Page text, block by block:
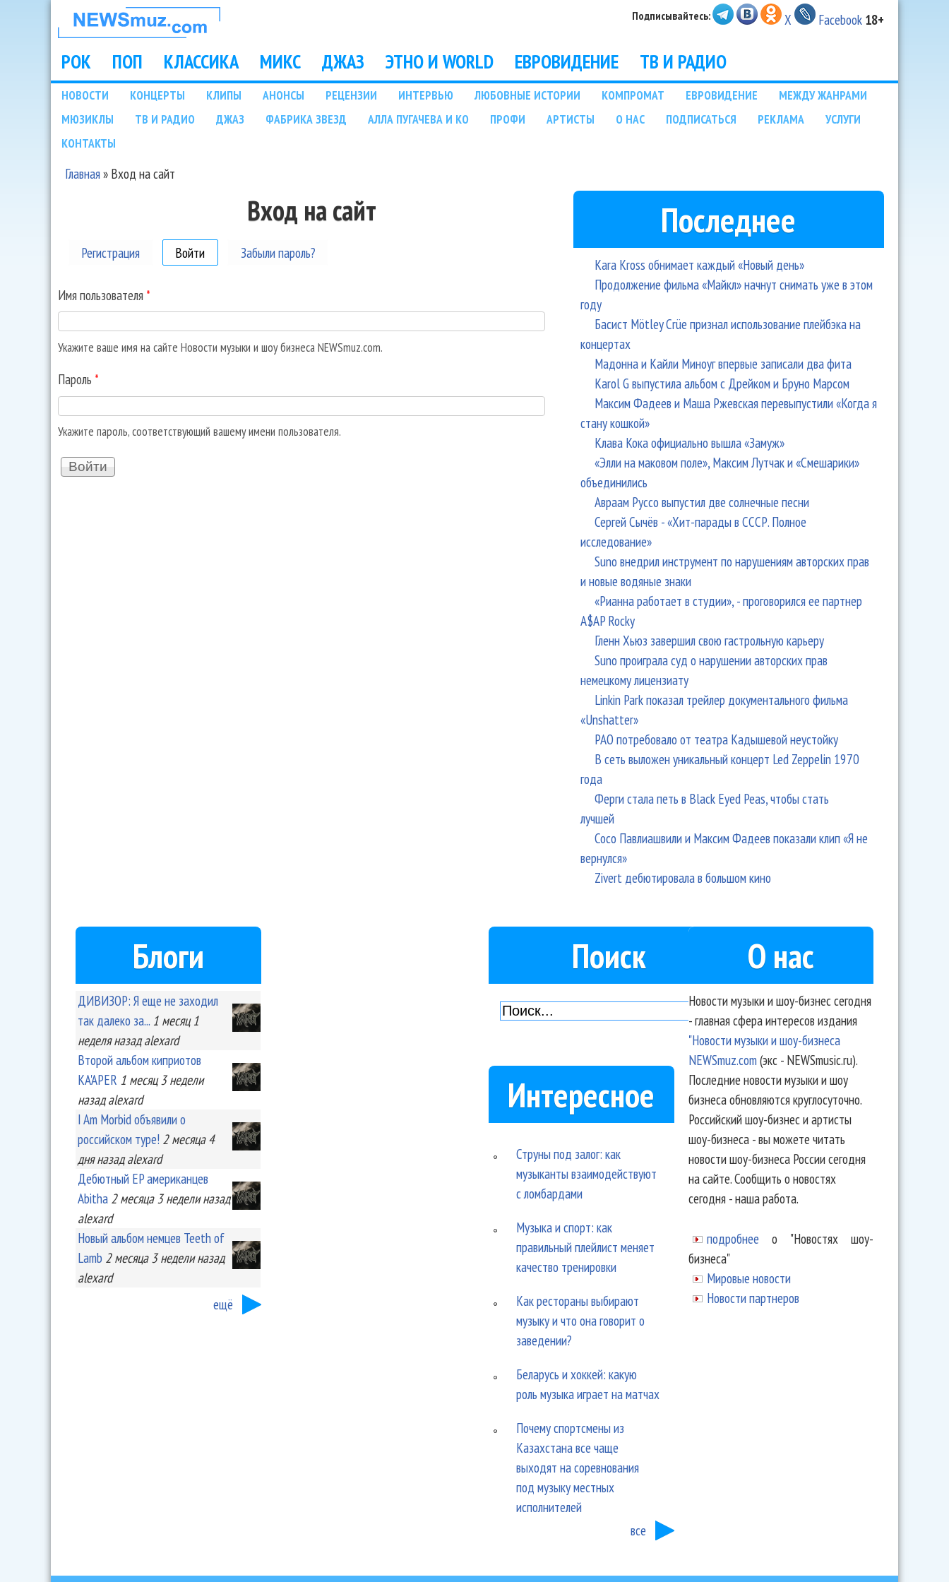
НОВОСТИ
МУЗЫКИ И
ШОУ БИЗНЕСА
NEWSMUZ.COM
Подписывайтесь: X Facebook 18+
Main menu
РОК ПОП КЛАССИКА МИКС ДЖАЗ ЭТНО И WORLD ЕВРОВИДЕНИЕ ТВ И РАДИО
Подразделы
НОВОСТИ КОНЦЕРТЫ КЛИПЫ АНОНСЫ РЕЦЕНЗИИ ИНТЕРВЬЮ ЛЮБОВНЫЕ ИСТОРИИ КОМПРОМАТ ЕВРОВИДЕНИЕ
МЕЖДУ ЖАНРАМИ
МЮЗИКЛЫ
ТВ И РАДИО ДЖАЗ ФАБРИКА ЗВЕЗД АЛЛА ПУГАЧЕВА И КО ПРОФИ АРТИСТЫ О НАС ПОДПИСАТЬСЯ РЕКЛАМА
УСЛУГИ
КОНТАКТЫ
Вы здесь
Главная» Вход на сайт
Вход на сайт
Регистрация Войти (активная вкладка)
Забыли пароль?
Имя пользователя *
Укажите ваше имя на сайте Новости музыки и шоу бизнеса NEWSmuz.com.
Пароль *
Укажите пароль, соответствующий вашему имени пользователя.
Последнее
Kara Kross обнимает каждый «Новый день»
Продолжение фильма «Майкл» начнут снимать уже в этом
году
Басист Mötley Crüe признал использование плейбэка на
концертах
Мадонна и Кайли Миноуг впервые записали два фита
Karol G выпустила альбом с Дрейком и Бруно Марсом
Максим Фадеев и Маша Ржевская перевыпустили «Когда я
стану кошкой»
Клава Кока официально вышла «Замуж»
«Элли на маковом поле», Максим Лутчак и «Смешарики»
объединились
Авраам Руссо выпустил две солнечные песни
Сергей Сычёв - «Хит-парады в СССР. Полное
исследование»
Suno внедрил инструмент по нарушениям авторских прав
и новые водяные знаки
«Рианна работает в студии», - проговорился ее партнер
A$AP Rocky
Гленн Хьюз завершил свою гастрольную карьеру
Suno проиграла суд о нарушении авторских прав
немецкому лицензиату
Linkin Park показал трейлер документального фильма
«Unshatter»
РАО потребовало от театра Кадышевой неустойку
В сеть выложен уникальный концерт Led Zeppelin 1970
года
Ферги стала петь в Black Eyed Peas, чтобы стать
лучшей
Сосо Павлиашвили и Максим Фадеев показали клип «Я не
вернулся»
Zivert дебютировала в большом кино
Блоги
ДИВИЗОР: Я еще не заходил
так далеко за... 1 месяц 1
неделяназад alexard
Второй альбом киприотов
KA'APER 1 месяц 3 недели
назад alexard
I Am Morbid объявили о
российском туре! 2 месяца 4
дняназад alexard
Дебютный EP американцев
Abitha 2 месяца 3 неделиназад
alexard
Новый альбом немцев Teeth of
Lamb 2 месяца 3 неделиназад
alexard
ещё
Поиск
Интересное
Струны под залог: как
музыканты взаимодействуют
с ломбардами
Музыка и спорт: как
правильный плейлист меняет
качество тренировки
Как рестораны выбирают
музыку и что она говорит о
заведении?
Беларусь и хоккей: какую
роль музыка играет на матчах
Почему спортсмены из
Казахстана все чаще
выходят на соревнования
под музыку местных
исполнителей
все
О нас
Новости музыки и шоу-бизнес сегодня
- главная сфера интересов издания
"Новости музыки и шоу-бизнеса
NEWSmuz.com(экс - NEWSmusic.ru).
Последние новости музыки и шоу
бизнеса обновляются круглосуточно.
Российский шоу-бизнес и артисты
шоу-бизнеса - вы можете читать
новости шоу-бизнеса России сегодня
на сайте. Сообщить о новостях
сегодня - наша работа.
подробнее о "Новостях шоу-
бизнеса"
Мировые новости
Новости партнеров